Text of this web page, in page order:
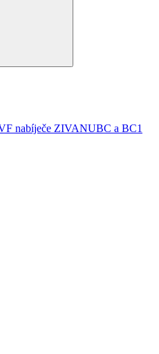
nabíječe ZIVANUBC a BC1